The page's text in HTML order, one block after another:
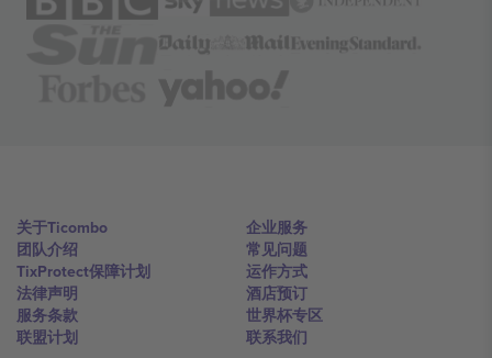
关于Ticombo
团队介绍
TixProtect保障计划
法律声明
服务条款
联盟计划
企业服务
常见问题
运作方式
酒店预订
世界杯专区
联系我们